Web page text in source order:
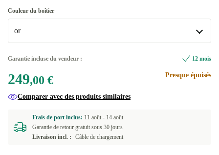
Couleur du boîtier
or
+10,00 €
or
Garantie incluse du vendeur : 12 mois
249,00 € Presque épuisés
Comparer avec des produits similaires
Frais de port inclus: 11 août - 14 août
Garantie de retour gratuit sous 30 jours
Livraison incl. :
Câble de chargement